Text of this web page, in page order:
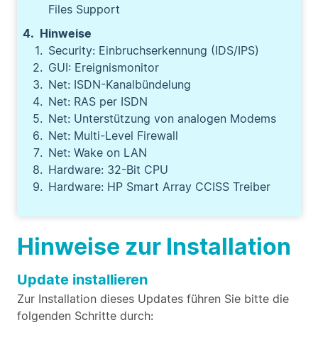
Hinweise zur Installation
Update installieren
Zur Installation dieses Updates führen Sie bitte die
folgenden Schritte durch:
Files Support
Hinweise
Security: Einbruchserkennung (IDS/IPS)
GUI: Ereignismonitor
Net: ISDN-Kanalbündelung
Net: RAS per ISDN
Net: Unterstützung von analogen Modems
Net: Multi-Level Firewall
Net: Wake on LAN
Hardware: 32-Bit CPU
Hardware: HP Smart Array CCISS Treiber